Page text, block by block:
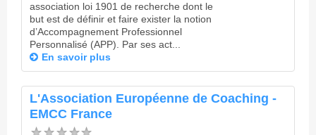
association loi 1901 de recherche dont le
but est de définir et faire exister la notion
d’Accompagnement Professionnel
Personnalisé (APP). Par ses act...
En savoir plus
L'Association Européenne de Coaching -
EMCC France